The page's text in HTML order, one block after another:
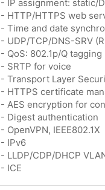
- IP assignment: static/
- HTTP/HTTPS web
- Time and date
- UDP/TCP/DNS-SRV
- QoS: 802.1p/Q
- SRTP for voice
- Transport Layer
- HTTPS certificate
- AES encryption for
- Digest authentication
- OpenVPN, IEEE802.1X
- IPv6
- LLDP/CDP/DHCP
- ICE